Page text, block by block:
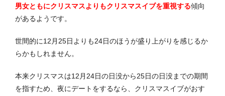
男女ともにクリスマスよりもクリスマスイブを重視する傾向
があるようです。
世間的に12月25日よりも24日のほうが盛り上がりを感じるか
らかもしれません。
本来クリスマスは12月24日の日没から25日の日没までの期間
を指すため、夜にデートをするなら、クリスマスイブがおす